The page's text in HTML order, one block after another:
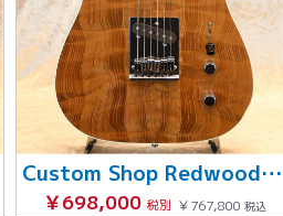
Custom Shop Redwood Top NOS Telecaster
￥698,000税別 ￥767,800税込